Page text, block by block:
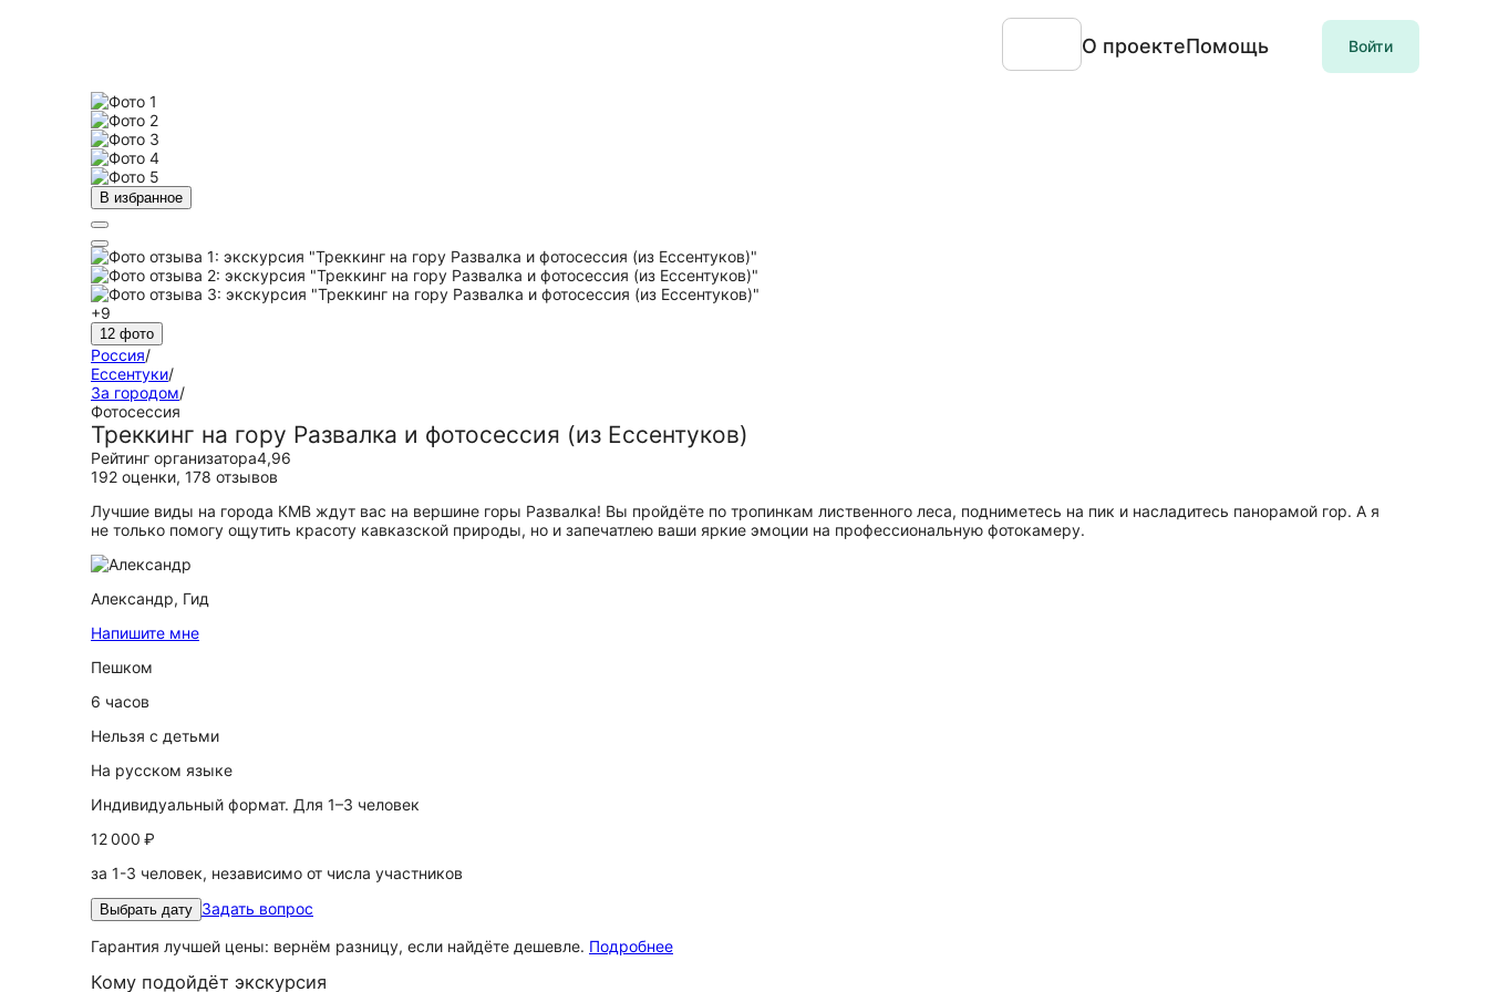
О проектеПомощь Войти
В избранное
+9
12 фото
Россия/
Ессентуки/
За городом/
Фотосессия
Треккинг на гору Развалка и фотосессия (из Ессентуков)
Рейтинг организатора4,96
192 оценки, 178 отзывов
Лучшие виды на города КМВ ждут вас на вершине горы Развалка! Вы пройдёте по тропинкам лиственного леса, подниметесь на пик и насладитесь панорамой гор. А я
не только помогу ощутить красоту кавказской природы, но и запечатлею ваши яркие эмоции на профессиональную фотокамеру.
Александр, Гид
Напишите мне
Пешком
6 часов
Нельзя с детьми
На русском языке
Индивидуальный формат. Для 1–3 человек
12 000 ₽
за 1-3 человек, независимо от числа участников
Выбрать дату Задать вопрос
Гарантия лучшей цены: вернём разницу, если найдёте дешевле. Подробнее
Кому подойдёт экскурсия